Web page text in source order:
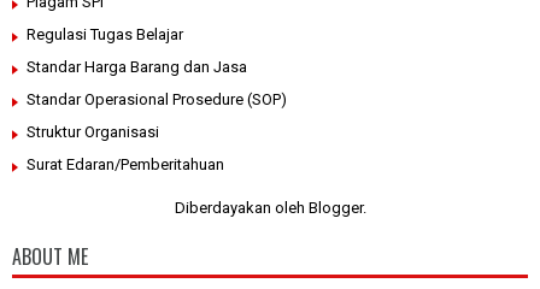
Regulasi Tugas Belajar
Standar Harga Barang dan Jasa
Standar Operasional Prosedure (SOP)
Struktur Organisasi
Surat Edaran/Pemberitahuan
Diberdayakan oleh Blogger.
ABOUT ME